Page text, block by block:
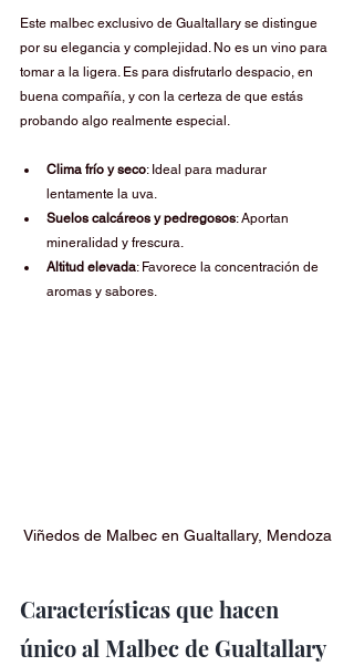
Este malbec exclusivo de Gualtallary se distingue
por su elegancia y complejidad. No es un vino para
tomar a la ligera. Es para disfrutarlo despacio, en
buena compañía, y con la certeza de que estás
probando algo realmente especial.
Clima frío y seco: Ideal para madurar
lentamente la uva.
Suelos calcáreos y pedregosos: Aportan
mineralidad y frescura.
Altitud elevada: Favorece la concentración de
aromas y sabores.
Viñedos de Malbec en Gualtallary, Mendoza
Características que hacen
único al Malbec de Gualtallary